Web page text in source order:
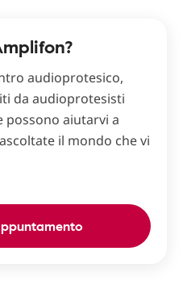
audioprotesico,
da audioprotesisti
possono aiutarvi a
il mondo che vi